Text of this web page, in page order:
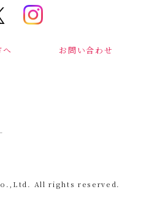
お問い合わせ
All rights reserved.